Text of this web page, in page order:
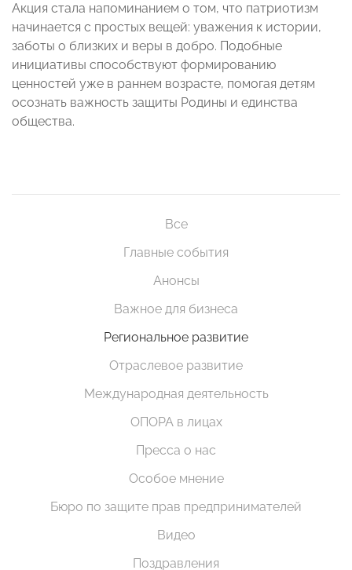
Акция стала напоминанием о том, что патриотизм
начинается с простых вещей: уважения к истории,
заботы о близких и веры в добро. Подобные
инициативы способствуют формированию
ценностей уже в раннем возрасте, помогая детям
осознать важность защиты Родины и единства
общества.
Все
Главные события
Анонсы
Важное для бизнеса
Региональное развитие
Отраслевое развитие
Международная деятельность
ОПОРА в лицах
Пресса о нас
Особое мнение
Бюро по защите прав предпринимателей
Видео
Поздравления